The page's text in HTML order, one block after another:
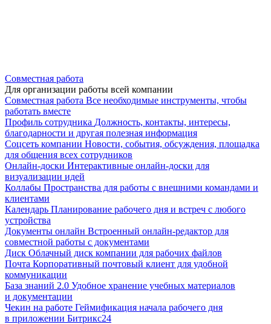
Совместная работа
Для организации работы всей компании
Совместная работа Все необходимые инструменты, чтобы
работать вместе
Профиль сотрудника Должность, контакты, интересы,
благодарности и другая полезная информация
Соцсеть компании Новости, события, обсуждения, площадка
для общения всех сотрудников
Онлайн-доски Интерактивные онлайн-доски для
визуализации идей
Коллабы Пространства для работы с внешними командами и
клиентами
Календарь Планирование рабочего дня и встреч с любого
устройства
Документы онлайн Встроенный онлайн-редактор для
совместной работы с документами
Диск Облачный диск компании для рабочих файлов
Почта Корпоративный почтовый клиент для удобной
коммуникации
База знаний 2.0 Удобное хранение учебных материалов
и документации
Чекин на работе Геймификация начала рабочего дня
в приложении Битрикс24